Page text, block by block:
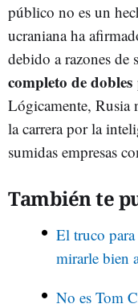
público no es un
ucraniana ha
debido a razones de
completo de dobles
Lógicamente, Rusia
la carrera por la
sumidas empresas
También te
El truco para
mirarle bien
No es Tom